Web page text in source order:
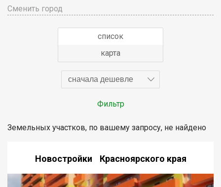
Сменить город
список
карта
сначала дешевле
Фильтр
Земельных участков, по вашему запросу, не найдено
Новостройки Красноярского края